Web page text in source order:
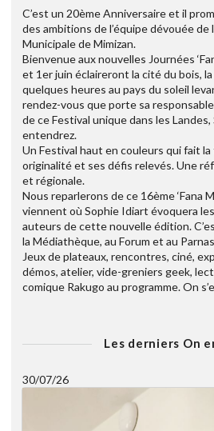
C’est un 20ème Anniversaire et il
des ambitions de l’équipe dévouée
Municipale de Mimizan.
Bienvenue aux nouvelles Journées
et 1er juin éclaireront la cité du bois,
quelques heures au pays du soleil
rendez-vous que porte sa
de ce Festival unique dans les
entendrez.
Un Festival haut en couleurs qui fait la
originalité et ses défis relevés. Une
et régionale.
Nous reparlerons de ce 16ème ‘Fana
viennent où Sophie Idiart évoquera
auteurs de cette nouvelle édition.
la Médiathèque, au Forum et au
Jeux de plateaux, rencontres, ciné,
démos, atelier, vide-greniers geek,
comique Rakugo au programme. On
Les derniers On
30/07/26